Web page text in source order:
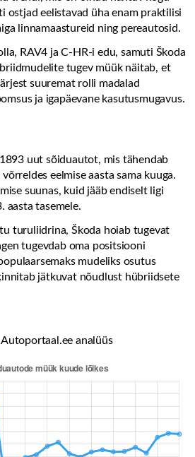
ostjad eelistavad üha enam praktilisi
linnamaastureid ning pereautosid.
RAV4 ja C-HR-i edu, samuti Škoda
tugev müük näitab, et
suuremat rolli madalad
ja igapäevane kasutusmugavus.
uut sõiduautot, mis tähendab
eelmise aasta sama kuuga.
suunas, kuid jääb endiselt ligi
aasta tasemele.
turuliidrina, Škoda hoiab tugevat
tugevdab oma positsiooni
mudeliks osutus
jätkuvat nõudlust hübriidsete
analüüs